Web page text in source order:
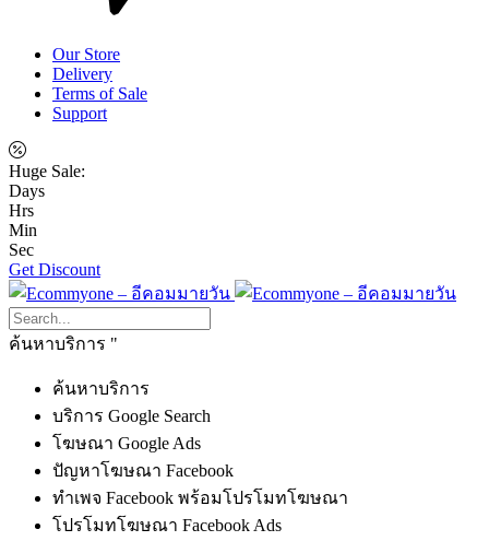
Our Store
Delivery
Terms of Sale
Support
Huge Sale:
Days
Hrs
Min
Sec
Get Discount
ค้นหาบริการ
ค้นหาบริการ
บริการ Google Search
โฆษณา Google Ads
ปัญหาโฆษณา Facebook
ทำเพจ Facebook พร้อมโปรโมทโฆษณา
โปรโมทโฆษณา Facebook Ads